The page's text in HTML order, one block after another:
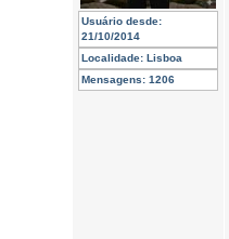
Usuário desde:
21/10/2014
Localidade: Lisboa
Mensagens: 1206